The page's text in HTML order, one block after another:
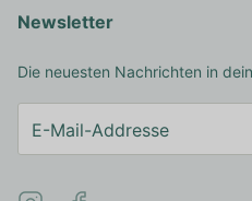
Newsletter
Die neuesten Nachrichten in